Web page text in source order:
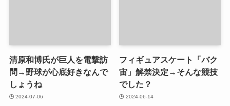
清原和博氏が巨人を電撃訪
問→野球が心底好きなんで
しょうね
2024-07-06
フィギュアスケート「バク
宙」解禁決定→そんな競技
でした？
2024-06-14